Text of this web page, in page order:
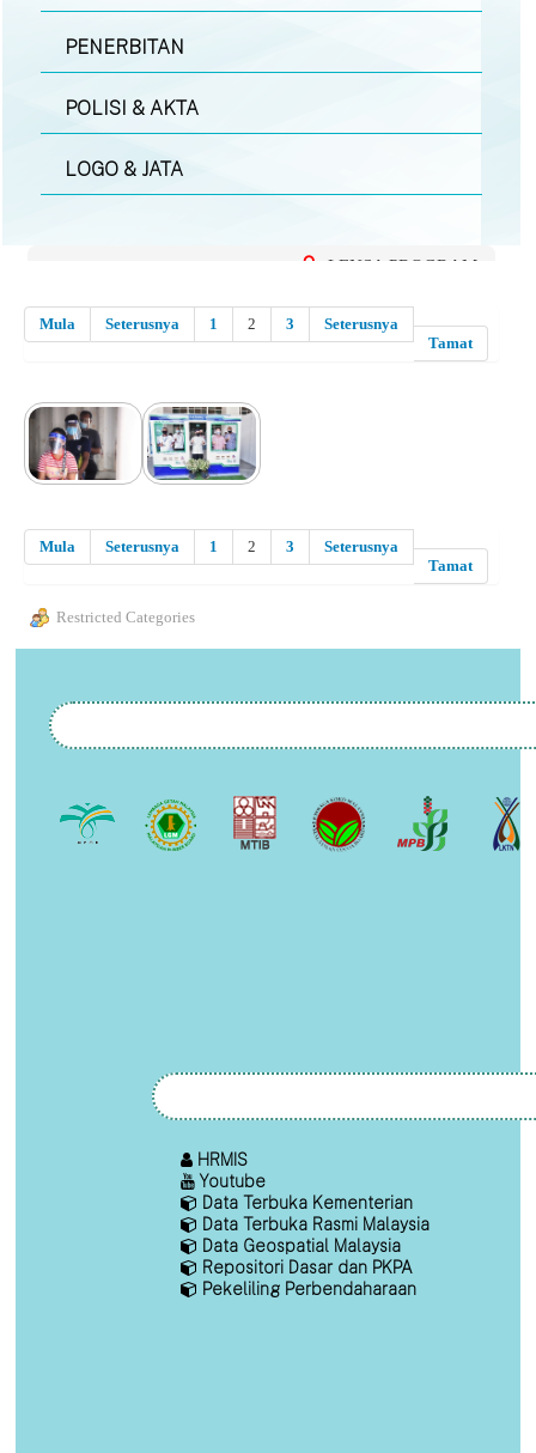
PENERBITAN
POLISI & AKTA
LOGO & JATA
LENSA PROGRAM
Mula Seterusnya 1 2 3
Seterusnya
Tamat
Mula Seterusnya 1 2 3
Seterusnya
Tamat
Restricted Categories
HRMIS
Youtube
Data Terbuka Kementerian
Data Terbuka Rasmi Malaysia
Data Geospatial Malaysia
Repositori Dasar dan PKPA
Pekeliling Perbendaharaan